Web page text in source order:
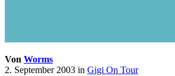
Von Worms
2. September 2003 in Gigi On Tour